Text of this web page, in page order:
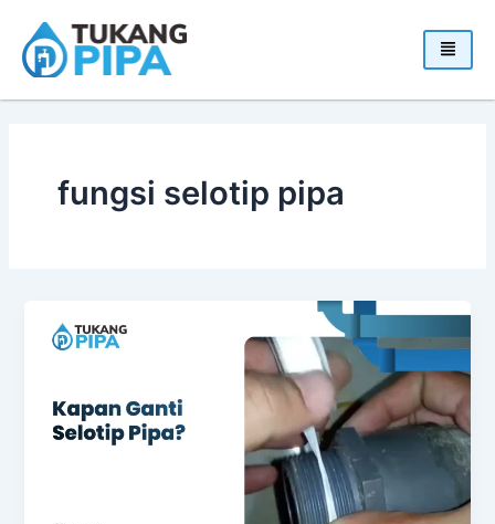
content
fungsi selotip pipa